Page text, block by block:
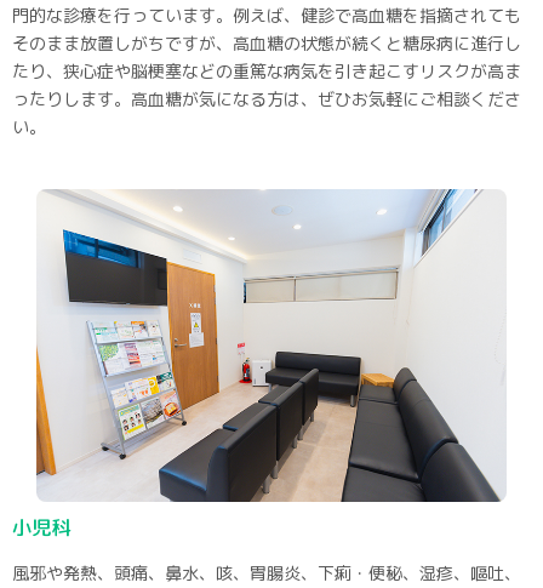
門的な診療を行っています。例えば、健診で高血糖を指摘されても
そのまま放置しがちですが、高血糖の状態が続くと糖尿病に進行し
たり、狭心症や脳梗塞などの重篤な病気を引き起こすリスクが高ま
ったりします。高血糖が気になる方は、ぜひお気軽にご相談くださ
い。
小児科
風邪や発熱、頭痛、鼻水、咳、胃腸炎、下痢・便秘、湿疹、嘔吐、